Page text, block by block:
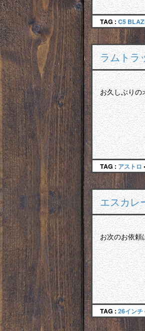
TAG : C5
ラムト
お久しぶり
TAG : アストロ •
エスカ
お次のお依
TAG : 26インチ